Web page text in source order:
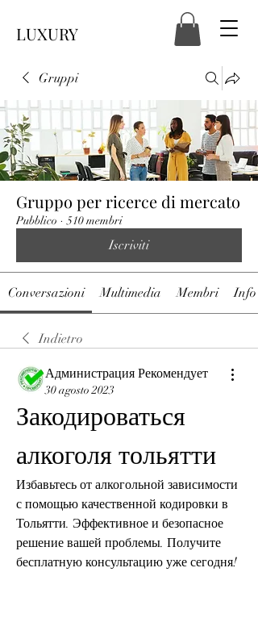
LUXURY
Gruppi
Gruppo per ricerce di mercato
Pubblico · 510 membri
Iscriviti
Conversazioni Multimedia Membri Info
Indietro
Администрация Рекомендует
30 agosto 2023
Закодироваться
алкоголя тольятти
Избавьтесь от алкогольной зависимости
с помощью качественной кодировки в
Тольятти. Эффективное и безопасное
решение вашей проблемы. Получите
бесплатную консультацию уже сегодня!